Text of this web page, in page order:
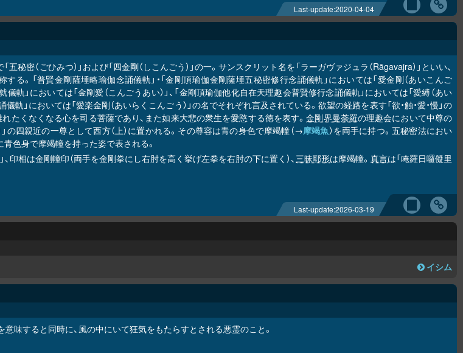
Last-update:2020-04-04
五秘密（ごひみつ）」および「四金剛（しこんごう）」の一。サンスクリット名を「ラーガヴァジュラ（Rāgavajra）」といい、
る。「普賢金剛薩埵略瑜伽念誦儀軌」・「金剛頂瑜伽金剛薩埵五秘密修行念誦儀軌」においては「愛金剛（あいこんご
就儀軌」においては「金剛愛（こんごうあい）」、「金剛頂瑜伽他化自在天理趣会普賢修行念誦儀軌」においては「愛縛（あい
儀軌」においては「愛楽金剛（あいらくこんごう）」の名でそれぞれ言及されている。欲望の経路を表す「欲・触・愛・慢」の
れたくなくなる心を司る菩薩であり、また如来大悲の衆生を愛愍する徳を表す。金剛界曼荼羅の理趣会において中尊の
」の四親近の一尊として西方（上）に置かれる。その尊容は青の身色で摩竭幢（→摩竭魚）を両手に持つ。五秘密法におい
色身で摩竭幢を持った姿で表される。
」、印相は金剛幢印（両手を金剛拳にし右肘を高く挙げ左拳を右肘の下に置く）、三昧耶形は摩竭幢。 真言は「唵羅日囉儗里
Last-update:2026-03-19
イシム
意味すると同時に、風の中にいて狂気をもたらすとされる悪霊のこと。